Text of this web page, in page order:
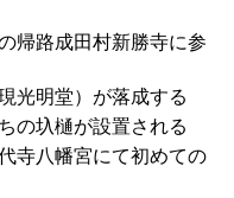
帰路成田村新勝寺に参
光明堂）が落成する
の圦樋が設置される
寺八幡宮にて初めての